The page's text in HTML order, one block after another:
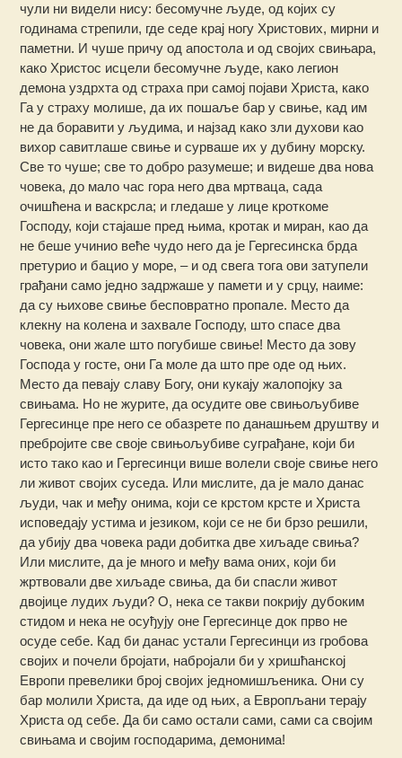
чули ни видели нису: бесомучне људе, од којих су
годинама стрепили, где седе крај ногу Христових, мирни и
паметни. И чуше причу од апостола и од својих свињара,
како Христос исцели бесомучне људе, како легион
демона уздрхта од страха при самој појави Христа, како
Га у страху молише, да их пошаље бар у свиње, кад им
не да боравити у људима, и најзад како зли духови као
вихор савитлаше свиње и сурваше их у дубину морску.
Све то чуше; све то добро разумеше; и видеше два нова
човека, до мало час гора него два мртваца, сада
очишћена и васкрсла; и гледаше у лице кроткоме
Господу, који стајаше пред њима, кротак и миран, као да
не беше учинио веће чудо него да је Гергесинска брда
претурио и бацио у море, – и од свега тога ови затупели
грађани само једно задржаше у памети и у срцу, наиме:
да су њихове свиње бесповратно пропале. Место да
клекну на колена и захвале Господу, што спасе два
човека, они жале што погубише свиње! Место да зову
Господа у госте, они Га моле да што пре оде од њих.
Место да певају славу Богу, они кукају жалопојку за
свињама. Но не журите, да осудите ове свињољубиве
Гергесинце пре него се обазрете по данашњем друштву и
пребројите све своје свињољубиве суграђане, који би
исто тако као и Гергесинци више волели своје свиње него
ли живот својих суседа. Или мислите, да је мало данас
људи, чак и међу онима, који се крстом крсте и Христа
исповедају устима и језиком, који се не би брзо решили,
да убију два човека ради добитка две хиљаде свиња?
Или мислите, да је много и међу вама оних, који би
жртвовали две хиљаде свиња, да би спасли живот
двојице лудих људи? О, нека се такви покрију дубоким
стидом и нека не осуђују оне Гергесинце док прво не
осуде себе. Кад би данас устали Гергесинци из гробова
својих и почели бројати, набројали би у хришћанској
Европи превелики број својих једномишљеника. Они су
бар молили Христа, да иде од њих, а Европљани терају
Христа од себе. Да би само остали сами, сами са својим
свињама и својим господарима, демонима!